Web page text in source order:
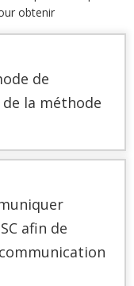
obtenir
de
la méthode
afin de